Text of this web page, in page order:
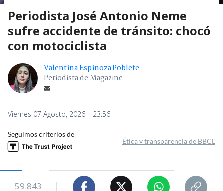
Periodista José Antonio Neme
sufre accidente de tránsito: chocó
con motociclista
Valentina Espinoza Poblete
Periodista de Magazine
Viernes 07 Agosto, 2026 | 23:56
Seguimos criterios de
Ética y transparencia de BBCL
59.843